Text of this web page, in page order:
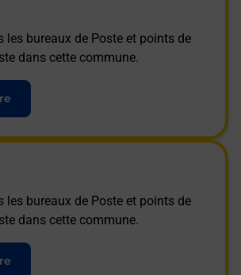
les bureaux de Poste et points de
dans cette commune.
les bureaux de Poste et points de
dans cette commune.